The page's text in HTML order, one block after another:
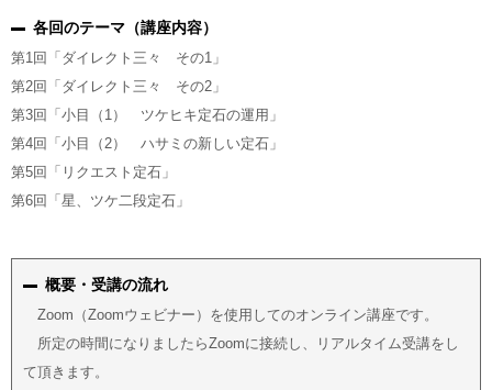
各回のテーマ（講座内容）
第1回「ダイレクト三々 その1」
第2回「ダイレクト三々 その2」
第3回「小目（1） ツケヒキ定石の運用」
第4回「小目（2） ハサミの新しい定石」
第5回「リクエスト定石」
第6回「星、ツケ二段定石」
概要・受講の流れ
Zoom（Zoomウェビナー）を使用してのオンライン講座です。
所定の時間になりましたらZoomに接続し、リアルタイム受講をし
て頂きます。